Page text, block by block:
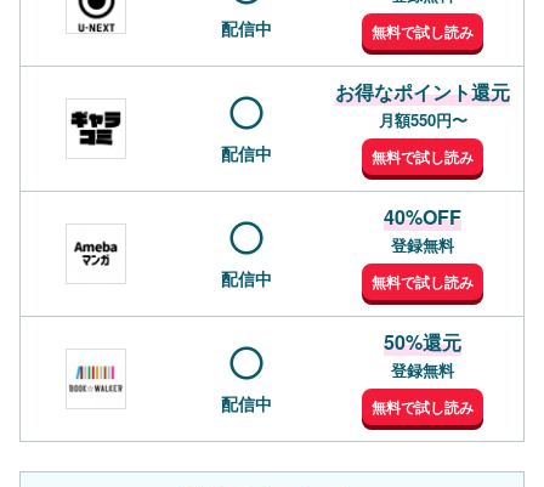
配信中 無料で試し読み
配信中
お得なポイント還元
月額550円〜
無料で試し読み
配信中
40%OFF
登録無料
無料で試し読み
配信中
50%還元
登録無料
無料で試し読み